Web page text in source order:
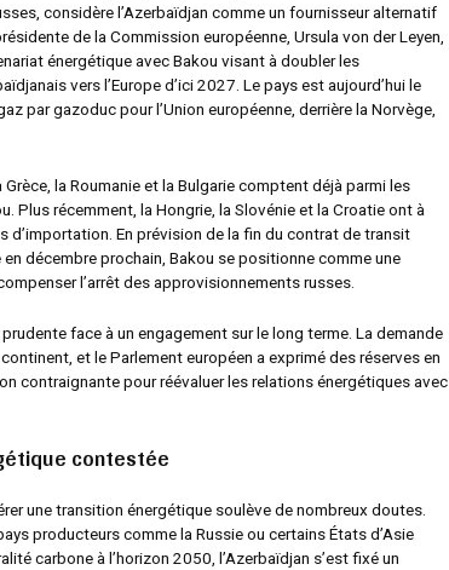
considère l’Azerbaïdjan comme un fournisseur alternatif
de la Commission européenne, Ursula von der Leyen,
énergétique avec Bakou visant à doubler les
vers l’Europe d’ici 2027. Le pays est aujourd’hui le
par gazoduc pour l’Union européenne, derrière la Norvège,
Grèce, la Roumanie et la Bulgarie comptent déjà parmi les
Plus récemment, la Hongrie, la Slovénie et la Croatie ont à
d’importation. En prévision de la fin du contrat de transit
en décembre prochain, Bakou se positionne comme une
l’arrêt des approvisionnements russes.
face à un engagement sur le long terme. La demande
et le Parlement européen a exprimé des réserves en
contraignante pour réévaluer les relations énergétiques avec
contestée
une transition énergétique soulève de nombreux doutes.
producteurs comme la Russie ou certains États d’Asie
carbone à l’horizon 2050, l’Azerbaïdjan s’est fixé un